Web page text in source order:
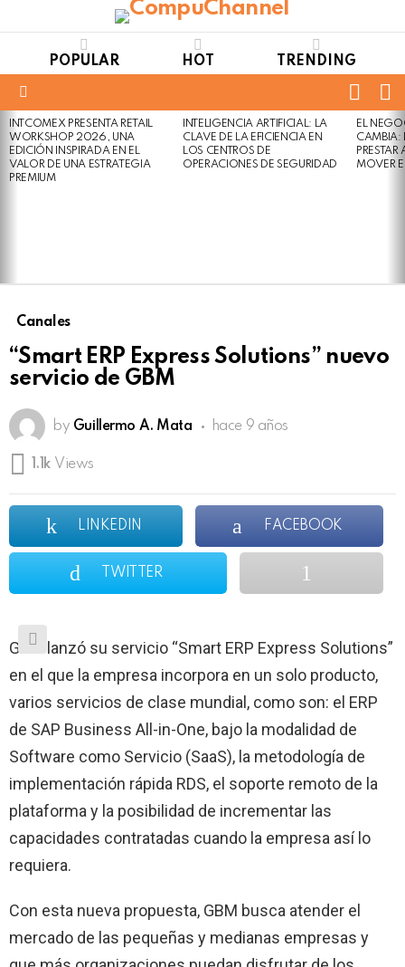
POPULAR HOT TRENDING
LATEST
STORIES
INTCOMEX PRESENTA RETAIL
WORKSHOP 2026, UNA
EDICIÓN INSPIRADA EN EL
VALOR DE UNA ESTRATEGIA
PREMIUM
INTELIGENCIA ARTIFICIAL: LA
CLAVE DE LA EFICIENCIA EN
LOS CENTROS DE
OPERACIONES DE SEGURIDAD
EL
CAMBIA:
MOVER
Canales
“Smart ERP Express Solutions” nuevo
servicio de GBM
by Guillermo A. Mata hace 9 años
1.1k Views
LINKEDIN FACEBOOK
TWITTER
GBM lanzó su servicio “Smart ERP Express Solutions”
en el que la empresa incorpora en un solo producto,
varios servicios de clase mundial, como son: el ERP
de SAP Business All-in-One, bajo la modalidad de
Software como Servicio (SaaS), la metodología de
implementación rápida RDS, el soporte remoto de la
plataforma y la posibilidad de incrementar las
capacidades contratadas cuando la empresa así lo
requiera.
Con esta nueva propuesta, GBM busca atender el
mercado de las pequeñas y medianas empresas y